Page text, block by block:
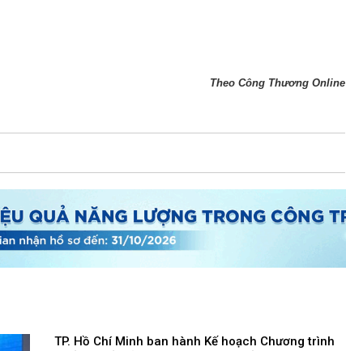
Theo Công Thương Online
TP. Hồ Chí Minh ban hành Kế hoạch Chương trình